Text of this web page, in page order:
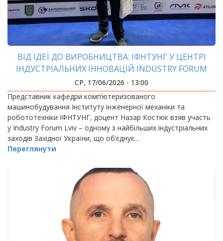
ВІД ІДЕЇ ДО ВИРОБНИЦТВА: ІФНТУНГ У ЦЕНТРІ
ІНДУСТРІАЛЬНИХ ІННОВАЦІЙ INDUSTRY FORUM
LVIV
СР, 17/06/2026 - 13:00
Представник кафедри комп’ютеризованого
машинобудування Інституту інженерної механіки та
робототехніки ІФНТУНГ, доцент Назар Костюк взяв участь
у Industry Forum Lviv – одному з найбільших індустріальних
заходів Західної України, що об’єднує…
Переглянути